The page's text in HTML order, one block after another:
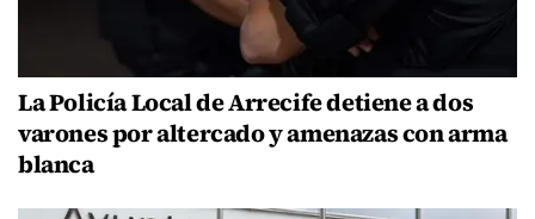
La Policía Local de Arrecife detiene a dos
varones por altercado y amenazas con arma
blanca